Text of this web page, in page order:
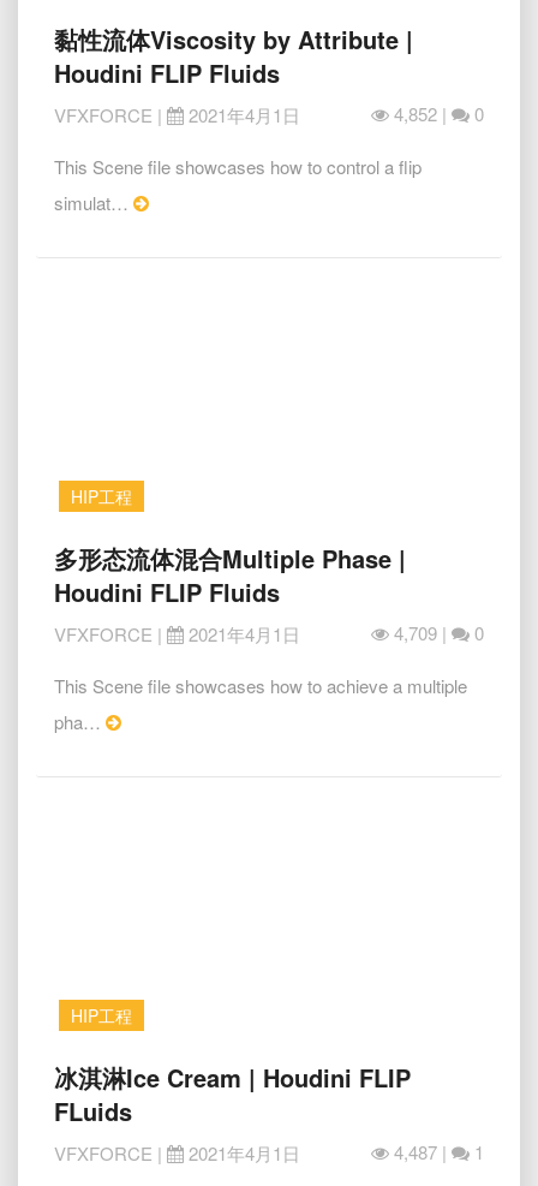
黏
性
流
体
by
Attribute
|
黏性流体Viscosity by Attribute |
Houdini FLIP Fluids
VFXFORCE | 2021年4月1日 4,852 | 0
This Scene file showcases how to control a flip
simulat…
Read
HIP工程
多
形
态
流
混
合
Multiple
多形态流体混合Multiple Phase |
Houdini FLIP Fluids
VFXFORCE | 2021年4月1日 4,709 | 0
This Scene file showcases how to achieve a multiple
pha…
Read
HIP工程
冰
淇
淋
Ice
冰淇淋Ice Cream | Houdini FLIP
FLuids
VFXFORCE | 2021年4月1日 4,487 | 1